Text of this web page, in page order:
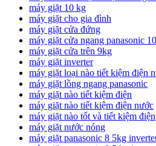
máy giặt 10 kg
máy giặt cho gia đình
máy giặt cửa đứng
máy giặt cửa ngang panasonic
máy giặt cửa trên 9kg
máy giặt inverter
máy giặt loại nào tiết kiệm điện
máy giặt lồng ngang panasonic
máy giặt nào tiết kiệm điện
máy giặt nào tiết kiệm điện nước
máy giặt nào tốt và tiết kiệm điện
máy giặt nước nóng
máy giặt panasonic 8 5kg